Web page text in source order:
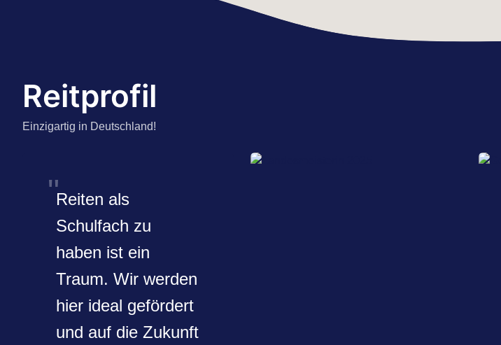
Reitprofil
Einzigartig in Deutschland!
Reiten als
Schulfach zu
haben ist ein
Traum. Wir werden
hier ideal gefördert
und auf die Zukunft